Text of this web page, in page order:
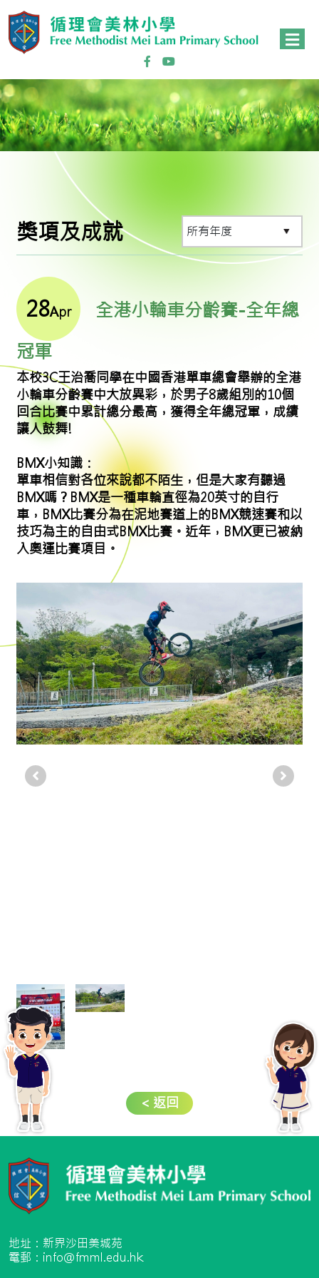
獎項及成就
28Apr
全港小輪車分齡賽-全年總
冠軍
本校3C王治喬同學在中國香港單車總會舉辦的全港
小輪車分齡賽中大放異彩，於男子8歲組別的10個
回合比賽中累計總分最高，獲得全年總冠軍，成績
讓人鼓舞!
BMX小知識：
單車相信對各位來說都不陌生，但是大家有聽過
BMX嗎？BMX是一種車輪直徑為20英寸的自行
車，BMX比賽分為在泥地賽道上的BMX競速賽和以
技巧為主的自由式BMX比賽。近年，BMX更已被納
入奧運比賽項目。
< 返回
地址：新界沙田美城苑
電郵：info@fmml.edu.hk